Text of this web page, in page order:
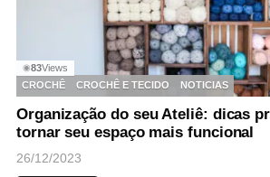
◉83Views
CROCHÊ
CROCHÊ E TECIDO NOTICIAS
Organização do seu Ateliê: dicas
tornar seu espaço mais funcional
26/12/2023